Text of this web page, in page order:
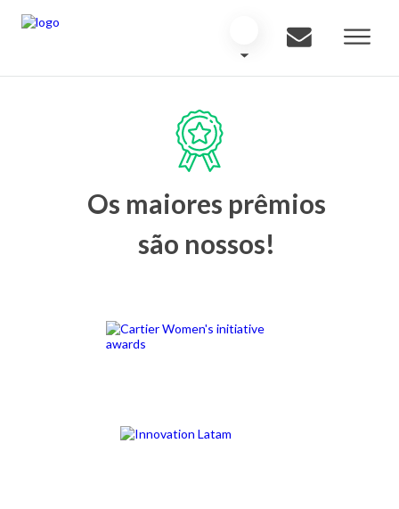
Os maiores prêmios
são nossos!